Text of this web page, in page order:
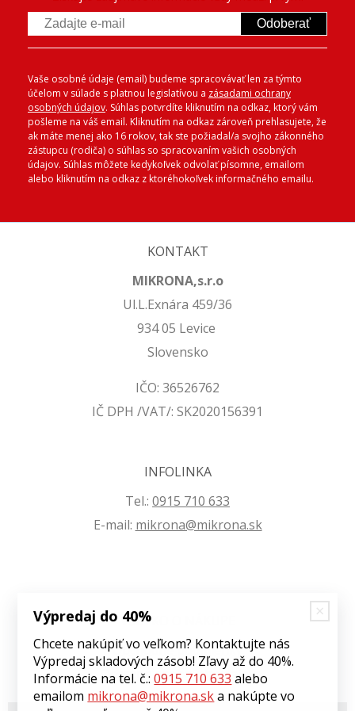
Odoberať
Vaše osobné údaje (email) budeme spracovávať len za týmto
účelom v súlade s platnou legislatívou a zásadami ochrany
osobných údajov. Súhlas potvrdíte kliknutím na odkaz, ktorý vám
pošleme na váš email. Kliknutím na odkaz zároveň prehlasujete, že
ak máte menej ako 16 rokov, tak ste požiadal/a svojho zákonného
zástupcu (rodiča) o súhlas so spracovaním vašich osobných
údajov. Súhlas môžete kedykoľvek odvolať písomne, emailom
alebo kliknutím na odkaz z ktoréhokoľvek informačného emailu.
KONTAKT
MIKRONA,s.r.o
Ul.L.Exnára 459/36
934 05 Levice
Slovensko
IČO: 36526762
IČ DPH /VAT/: SK2020156391
INFOLINKA
Tel.: 0915 710 633
E-mail: mikrona@mikrona.sk
VŠETKO O NÁKUPE
Obchodné podmienky
Ochrana osobných údajov
Výpredaj do 40%
Chcete nakúpiť vo veľkom? Kontaktujte nás
Výpredaj skladových zásob! Zľavy až do 40%.
Informácie na tel. č.:0915 710 633 alebo
emailom mikrona@mikrona.ska nakúpte vo